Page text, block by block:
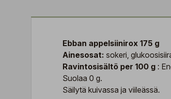
Ebban appelsiinirox 175 g
Ainesosat: sokeri,
Ravintosisältö per 100 g :
Suolaa 0 g.
Säilytä kuivassa ja viileässä.